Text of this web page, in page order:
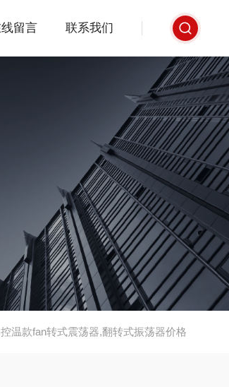
留言 联系我们
温款fan转式震荡器,翻转式振荡器价格